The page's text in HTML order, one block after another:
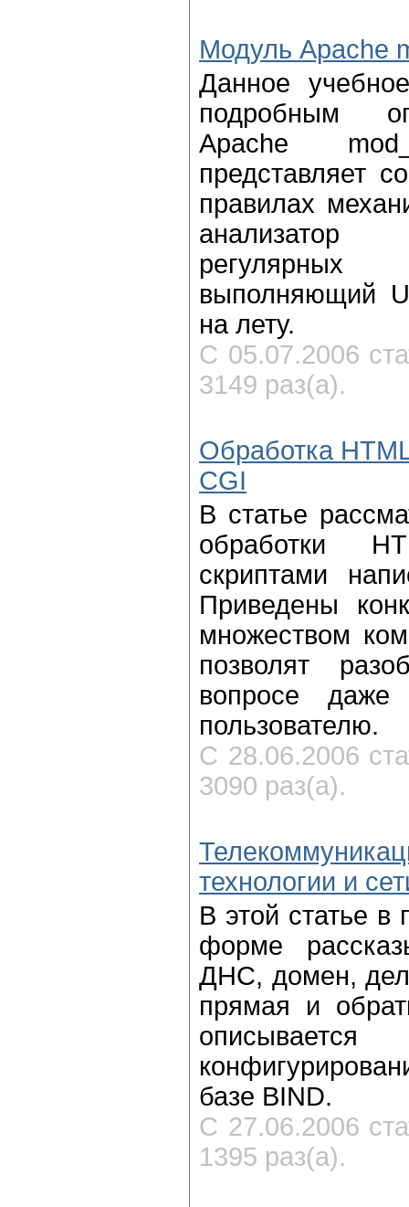
Модуль Apache
Данное
подробным
Apache
представляет
правилах
выполняющий
на лету.
С 05.07.2006
3149 раз(а).
Обработка
CGI
В статье
обработки
скриптами
Приведены
множеством
позволят
вопросе даже
пользователю.
С 28.06.2006
3090 раз(а).
технологии и
В этой статье в
форме
ДНС, домен,
прямая и
базе BIND.
С 27.06.2006
1395 раз(а).